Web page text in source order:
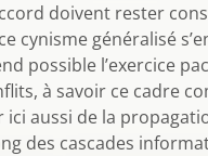
doivent rester
cynisme généralisé
possible l’exercice
à savoir ce cadre
ici aussi de la
des cascades